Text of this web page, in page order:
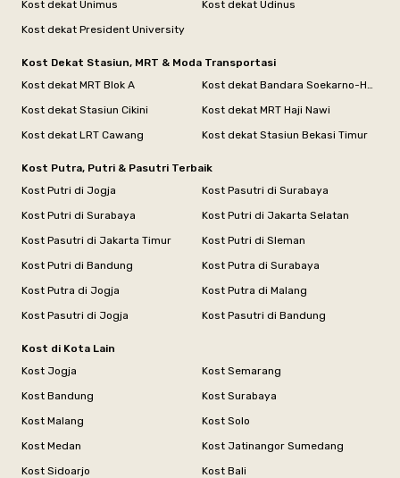
Kost dekat Unimus
Kost dekat Udinus
Kost dekat President University
Kost Dekat Stasiun, MRT & Moda Transportasi
Kost dekat MRT Blok A
Kost dekat Bandara Soekarno-Hatta
Kost dekat Stasiun Cikini
Kost dekat MRT Haji Nawi
Kost dekat LRT Cawang
Kost dekat Stasiun Bekasi Timur
Kost Putra, Putri & Pasutri Terbaik
Kost Putri di Jogja
Kost Pasutri di Surabaya
Kost Putri di Surabaya
Kost Putri di Jakarta Selatan
Kost Pasutri di Jakarta Timur
Kost Putri di Sleman
Kost Putri di Bandung
Kost Putra di Surabaya
Kost Putra di Jogja
Kost Putra di Malang
Kost Pasutri di Jogja
Kost Pasutri di Bandung
Kost di Kota Lain
Kost Jogja
Kost Semarang
Kost Bandung
Kost Surabaya
Kost Malang
Kost Solo
Kost Medan
Kost Jatinangor Sumedang
Kost Sidoarjo
Kost Bali